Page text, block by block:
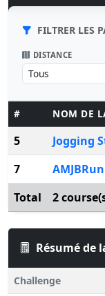
FILTRER LES
DISTANCE
# NOM DE
5 Jogging
7
AMJBRun
Total
2
Résumé de
Challenge